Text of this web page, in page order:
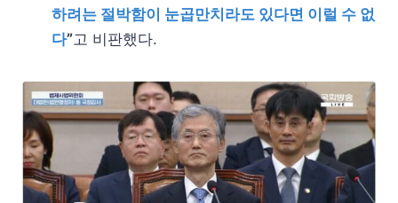
하려는 절박함이 눈곱만치라도 있다면 이럴 수 없
다”고 비판했다.